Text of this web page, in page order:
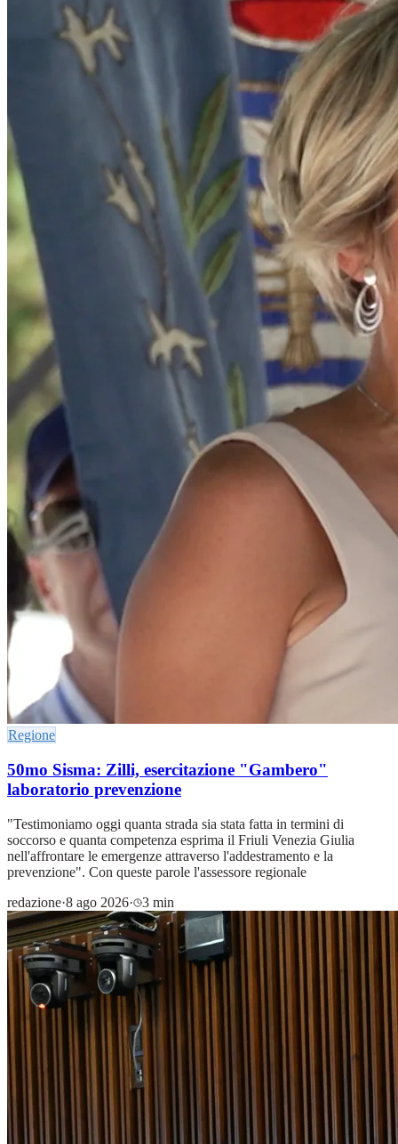
Regione
50mo Sisma: Zilli, esercitazione "Gambero"
laboratorio prevenzione
"Testimoniamo oggi quanta strada sia stata fatta in termini di
soccorso e quanta competenza esprima il Friuli Venezia Giulia
nell'affrontare le emergenze attraverso l'addestramento e la
prevenzione". Con queste parole l'assessore regionale
redazione·8 ago 2026· 3 min